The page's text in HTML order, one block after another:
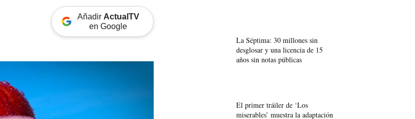
Añadir ActualTV
en Google
La Séptima: 30 millones sin
desglosar y una licencia de 15
años sin notas públicas
El primer tráiler de ‘Los
miserables’ muestra la adaptación